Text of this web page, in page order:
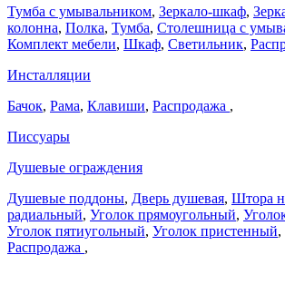
Тумба с умывальником, Зеркало-шкаф,
колонна, Полка, Тумба, Столешница с
Комплект мебели, Шкаф, Светильник,
Инсталляции
Бачок, Рама, Клавиши, Распродажа ,
Писсуары
Душевые ограждения
Душевые поддоны, Дверь душевая, Штора
радиальный, Уголок прямоугольный,
Уголок пятиугольный, Уголок пристенный,
Распродажа ,